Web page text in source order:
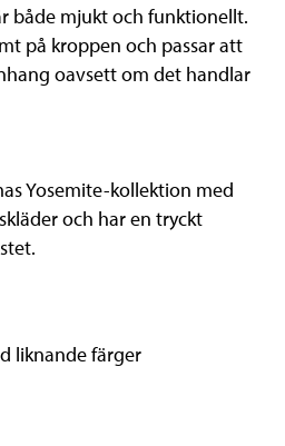
både mjukt och funktionellt.
på kroppen och passar att
oavsett om det handlar
Yosemite-kollektion med
och har en tryckt
liknande färger